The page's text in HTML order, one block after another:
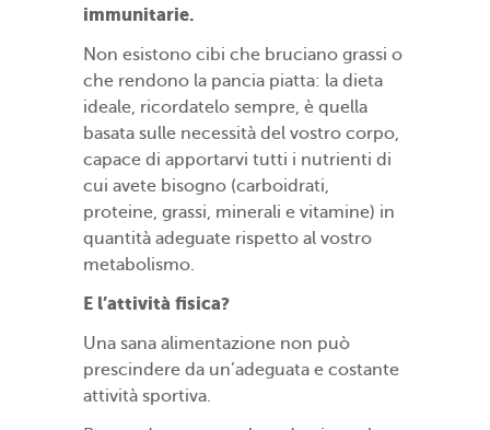
immunitarie.
Non esistono cibi che bruciano grassi o
che rendono la pancia piatta: la dieta
ideale, ricordatelo sempre, è quella
basata sulle necessità del vostro corpo,
capace di apportarvi tutti i nutrienti di
cui avete bisogno (carboidrati,
proteine, grassi, minerali e vitamine) in
quantità adeguate rispetto al vostro
metabolismo.
E l’attività fisica?
Una sana alimentazione non può
prescindere da un’adeguata e costante
attività sportiva.